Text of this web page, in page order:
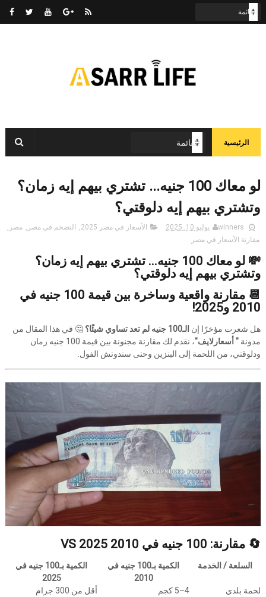
الرئيسية
لو معاك 100 جنيه... تشتري بيهم إيه زمان؟
وتشتري بيهم إيه دلوقتي؟
winners يوليو 10, 2025 الأسعار في مصر 2025 , التضخم في مصر , مصر ,
مقارنة الأسعار في مصر
💸 لو معاك 100 جنيه... تشتري بيهم إيه زمان؟
وتشتري بيهم إيه دلوقتي؟
📆 مقارنة واقعية وساخرة بين قيمة 100 جنيه في
2010 و2025!
هل شعرت مؤخرًا إن الـ100 جنيه لم تعد تساوي شيئًا؟
🤔 في هذا المقال من
مدونة " أسعارلايف"
، نقدم لك مقارنة مجنونة بين قيمة 100 جنيه زمان
ودلوقتي، من اللحمة إلى البنزين وحتى سندوتش الفول.
🔄 مقارنة: 100 جنيه في 2010 VS 2025
السلعة / الخدمة
الكمية بـ100 جنيه في
2010
الكمية بـ100 جنيه في
2025
لحمة بلدي
4–5 كجم
أقل من 300 جرام